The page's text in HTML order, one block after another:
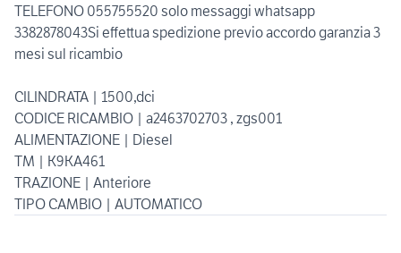
TELEFONO 055755520 solo messaggi whatsapp
3382878043Si effettua spedizione previo accordo garanzia 3
mesi sul ricambio
CILINDRATA | 1500,dci
CODICE RICAMBIO | a2463702703 , zgs001
ALIMENTAZIONE | Diesel
TM | K9KA461
TRAZIONE | Anteriore